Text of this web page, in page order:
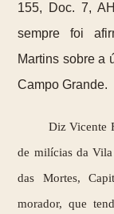
155, Doc. 7,
sempre foi
Martins sobre a
Campo Grande.
Diz Vicente
de milícias da Vila
das Mortes,
morador, que